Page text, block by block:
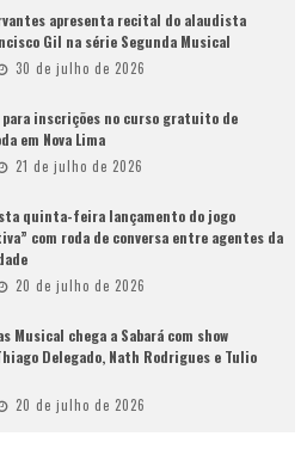
apresenta recital do alaudista
Gil na série Segunda Musical
30 de julho de 2026
inscrições no curso gratuito de
em Nova Lima
21 de julho de 2026
quinta-feira lançamento do jogo
com roda de conversa entre agentes da
20 de julho de 2026
Musical chega a Sabará com show
Delegado, Nath Rodrigues e Tulio
20 de julho de 2026